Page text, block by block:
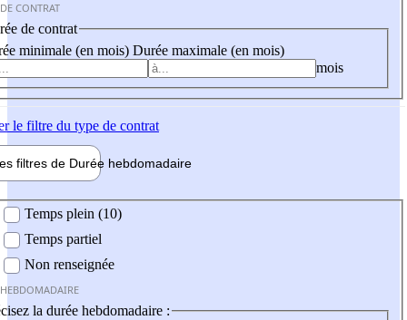
CONTRAT
de contrat
minimale (en mois) Durée maximale (en mois)
mois
le filtre du type de contrat
filtres de Durée hebdomadaire
Temps plein (10)
Temps partiel
Non renseignée
la durée hebdomadaire :